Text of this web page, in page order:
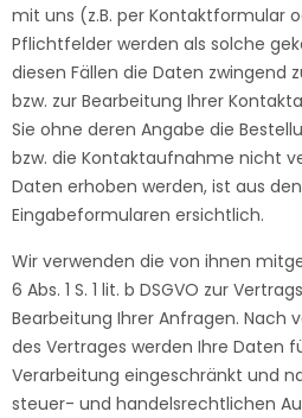
mit uns (z.B. per Kontaktformular
Pflichtfelder werden als solche
diesen Fällen die Daten zwingend
bzw. zur Bearbeitung Ihrer
Sie ohne deren Angabe die
bzw. die Kontaktaufnahme nicht
Daten erhoben werden, ist aus
Eingabeformularen ersichtlich.
Wir verwenden die von ihnen
6 Abs. 1 S. 1 lit. b DSGVO zur
Bearbeitung Ihrer Anfragen. Nach
des Vertrages werden Ihre Daten
Verarbeitung eingeschränkt und
steuer- und handelsrechtlichen